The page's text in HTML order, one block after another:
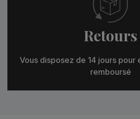
Retours
Vous disposez de 14 jours pour
remboursé